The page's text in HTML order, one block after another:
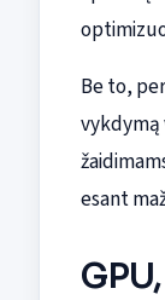
Be to,
vykdymą
esant